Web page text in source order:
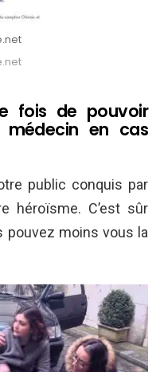
fois de pouvoir
en cas
public conquis par
héroïsme. C’est sûr
pouvez moins vous la